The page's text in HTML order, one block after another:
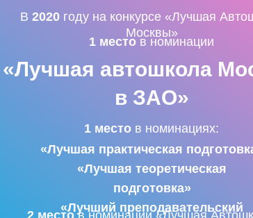
В 2020году на конкурсе «Лучшая
Москвы»
«Лучшая автошкола
в ЗАО»
1 место в номинации
1 место в номинациях:
«Лучшая практическая
«Лучшая теоретическая
подготовка»
«Лучший преподавательский
2 местов номинации «Лучшая